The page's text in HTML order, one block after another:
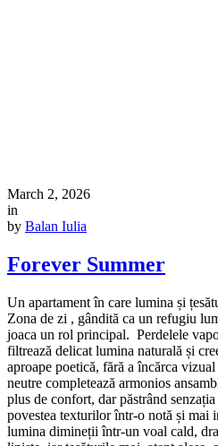
March 2, 2026
in
by Balan Iulia
Forever Summer
Un apartament în care lumina și
Zona de zi , gândită ca un refugiu
joaca un rol principal. Perdelele
filtrează delicat lumina naturală și
aproape poetică, fără a încărca
neutre completează armonios
plus de confort, dar păstrând
povestea texturilor într-o notă și mai
lumina dimineții într-un voal cald,